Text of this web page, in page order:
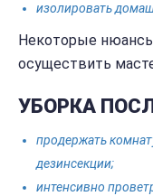
изолировать
Некоторые
осуществить
УБОРКА
продержать
дезинсекции;
интенсивно